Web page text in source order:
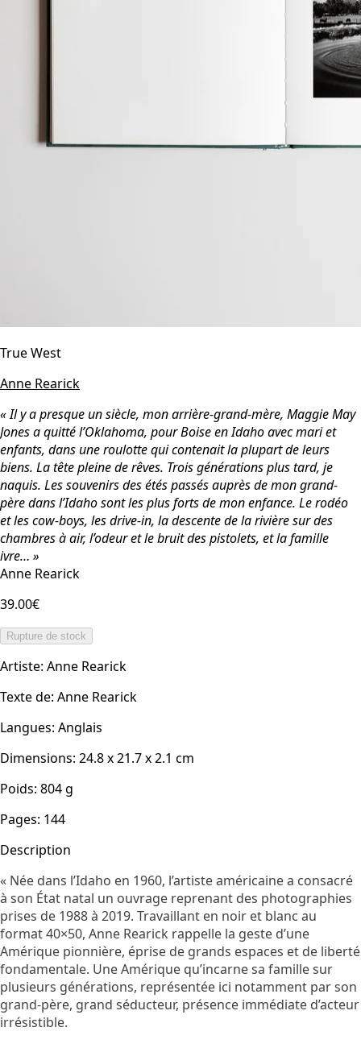
True West
Anne Rearick
« Il y a presque un siècle, mon arrière-grand-mère, Maggie May
Jones a quitté l’Oklahoma, pour Boise en Idaho avec mari et
enfants, dans une roulotte qui contenait la plupart de leurs
biens. La tête pleine de rêves. Trois générations plus tard, je
naquis. Les souvenirs des étés passés auprès de mon grand-
père dans l’Idaho sont les plus forts de mon enfance. Le rodéo
et les cow-boys, les drive-in, la descente de la rivière sur des
chambres à air, l’odeur et le bruit des pistolets, et la famille
ivre… »
Anne Rearick
39.00€
Rupture de stock
Artiste: Anne Rearick
Texte de: Anne Rearick
Langues: Anglais
Dimensions: 24.8 x 21.7 x 2.1 cm
Poids: 804g
Pages: 144
Description
« Née dans l’Idaho en 1960, l’artiste américaine a consacré
à son État natal un ouvrage reprenant des photographies
prises de 1988 à 2019. Travaillant en noir et blanc au
format 40×50, Anne Rearick rappelle la geste d’une
Amérique pionnière, éprise de grands espaces et de liberté
fondamentale. Une Amérique qu’incarne sa famille sur
plusieurs générations, représentée ici notamment par son
grand-père, grand séducteur, présence immédiate d’acteur
irrésistible.